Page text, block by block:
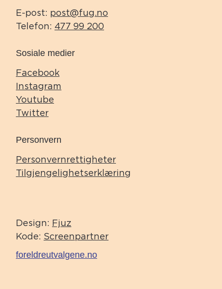
E-post: post@fug.no
Telefon: 477 99 200
Sosiale medier
Facebook
Instagram
Youtube
Twitter
Personvern
Personvernrettigheter
Tilgjengelighetserklæring
Design: Fjuz
Kode: Screenpartner
foreldreutvalgene.no